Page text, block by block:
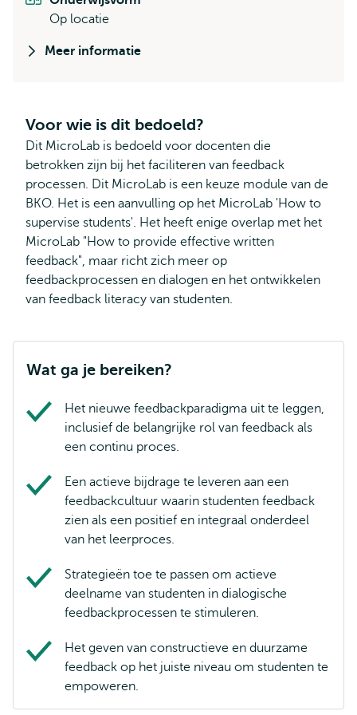
Op locatie
Meer informatie
Voor wie is dit bedoeld?
Dit MicroLab is bedoeld voor docenten die
betrokken zijn bij het faciliteren van feedback
processen. Dit MicroLab is een keuze module van de
BKO. Het is een aanvulling op het MicroLab 'How to
supervise students'. Het heeft enige overlap met het
MicroLab "How to provide effective written
feedback", maar richt zich meer op
feedbackprocessen en dialogen en het ontwikkelen
van feedback literacy van studenten.
Wat ga je bereiken?
Het nieuwe feedbackparadigma uit te leggen,
inclusief de belangrijke rol van feedback als
een continu proces.
Een actieve bijdrage te leveren aan een
feedbackcultuur waarin studenten feedback
zien als een positief en integraal onderdeel
van het leerproces.
Strategieën toe te passen om actieve
deelname van studenten in dialogische
feedbackprocessen te stimuleren.
Het geven van constructieve en duurzame
feedback op het juiste niveau om studenten te
empoweren.